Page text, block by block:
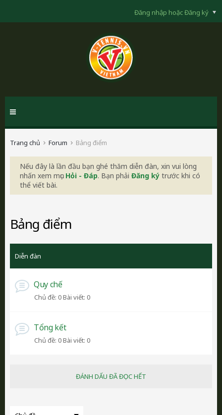
Đăng nhập hoặc Đăng ký
Trang chủ Forum Bảng điểm
Nếu đây là lần đầu bạn ghé thăm diễn đàn, xin vui lòng
nhấn xem mục Hỏi - Đáp. Bạn phải Đăng ký trước khi có
thể viết bài.
Bảng điểm
Diễn đàn
Quy chế
Chủ đề: 0 Bài viết: 0
Tổng kết
Chủ đề: 0 Bài viết: 0
ĐÁNH DẤU ĐÃ ĐỌC HẾT